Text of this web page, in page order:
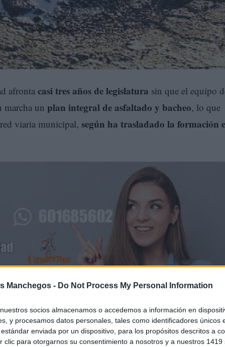
Manchegos - Do Not Process My Personal Information
socios almacenamos o accedemos a información en
y procesamos datos personales, tales como identificadores únicos
enviada por un dispositivo, para los propósitos descritos a
clic para otorgarnos su consentimiento a nosotros y a nuestros 1419
afrontacasi tres años de legislatura sin que el equipo
marcha un plan integral de asfaltado y bacheo, lo que
viaria municipal, según ha trasladado la formación
periodo no habría existido “planificación, estrategia ni
las calles, y aseguran que el resultado es “evidente”: un
que ya afectaría a “numerosos barrios y avenidas” de